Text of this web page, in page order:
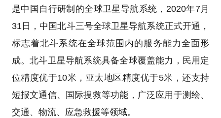
是中国自行研制的全球卫星导航系统，2020年7月
31日，中国北斗三号全球卫星导航系统正式开通，
标志着北斗系统在全球范围内的服务能力全面形
成。北斗卫星导航系统具备全球覆盖能力，民用定
位精度优于10米，亚太地区精度优于5米，还支持
短报文通信、国际搜救等功能，广泛应用于测绘、
交通、物流、应急救援等领域。